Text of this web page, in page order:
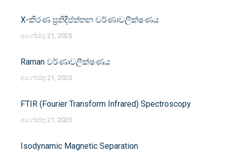
navigation
X-කිරණ ප්‍රතිදීප්ත්තන වර්ණාවලීක්ෂණය
අගෝස්තු 21, 2025
Raman වර්ණාවලීක්ෂණය
අගෝස්තු 21, 2025
FTIR (Fourier Transform Infrared) Spectroscopy
අගෝස්තු 21, 2025
Isodynamic Magnetic Separation